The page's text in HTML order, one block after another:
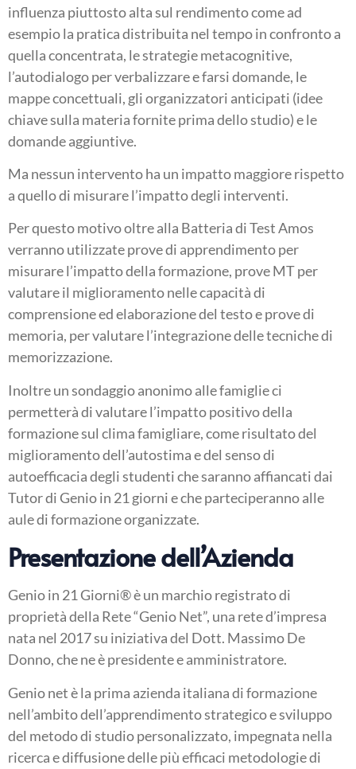
influenza piuttosto alta sul rendimento come ad
esempio la pratica distribuita nel tempo in confronto a
quella concentrata, le strategie metacognitive,
l’autodialogo per verbalizzare e farsi domande, le
mappe concettuali, gli organizzatori anticipati (idee
chiave sulla materia fornite prima dello studio) e le
domande aggiuntive.
Ma nessun intervento ha un impatto maggiore rispetto
a quello di misurare l’impatto degli interventi.
Per questo motivo oltre alla Batteria di Test Amos
verranno utilizzate prove di apprendimento per
misurare l’impatto della formazione, prove MT per
valutare il miglioramento nelle capacità di
comprensione ed elaborazione del testo e prove di
memoria, per valutare l’integrazione delle tecniche di
memorizzazione.
Inoltre un sondaggio anonimo alle famiglie ci
permetterà di valutare l’impatto positivo della
formazione sul clima famigliare, come risultato del
miglioramento dell’autostima e del senso di
autoefficacia degli studenti che saranno affiancati dai
Tutor di Genio in 21 giorni e che parteciperanno alle
aule di formazione organizzate.
Presentazione dell’Azienda
Genio in 21 Giorni® è un marchio registrato di
proprietà della Rete “Genio Net”, una rete d’impresa
nata nel 2017 su iniziativa del Dott. Massimo De
Donno, che ne è presidente e amministratore.
Genio net è la prima azienda italiana di formazione
nell’ambito dell’apprendimento strategico e sviluppo
del metodo di studio personalizzato, impegnata nella
ricerca e diffusione delle più efficaci metodologie di